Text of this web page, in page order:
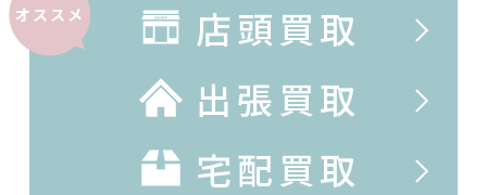
オススメ
店頭買取
出張買取
宅配買取